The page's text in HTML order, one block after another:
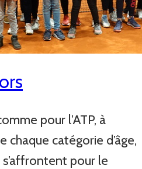
pour l’ATP, à
chaque catégorie d’âge,
pour le